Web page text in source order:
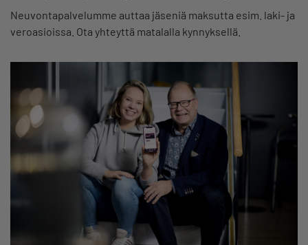
Neuvontapalvelumme auttaa jäseniä maksutta esim. laki- ja
veroasioissa. Ota yhteyttä matalalla kynnyksellä.